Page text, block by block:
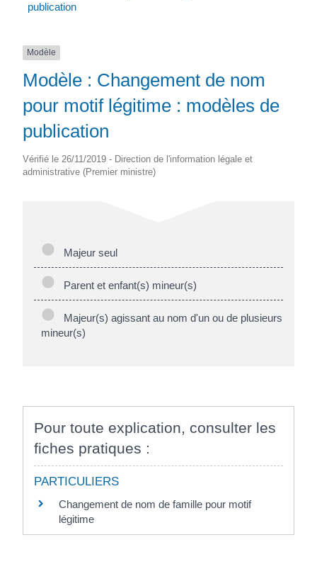
publication
Modèle
Modèle : Changement de nom
pour motif légitime : modèles de
publication
Vérifié le 26/11/2019 - Direction de l'information légale et
administrative (Premier ministre)
Majeur seul
Parent et enfant(s) mineur(s)
Majeur(s) agissant au nom d'un ou de plusieurs
mineur(s)
Pour toute explication, consulter les
fiches pratiques :
PARTICULIERS
Changement de nom de famille pour motif
légitime